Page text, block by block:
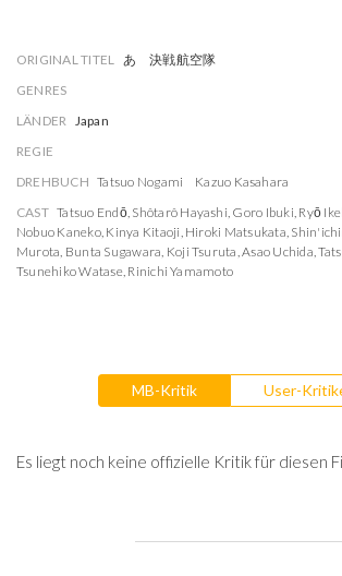
ORIGINAL TITEL あゝ決戦航空隊
GENRES
LÄNDER Japan
REGIE
DREHBUCH Tatsuo Nogami
Kazuo Kasahara
CAST Tatsuo Endō, Shôtarô Hayashi, Goro Ibuki, Ryō
Nobuo Kaneko, Kinya Kitaoji, Hiroki Matsukata,
Murota, Bunta Sugawara, Koji Tsuruta,Asao Uchida,
Tsunehiko Watase, Rinichi Yamamoto
MB-Kritik User-
Es liegt noch keine offizielle Kritik für diesen